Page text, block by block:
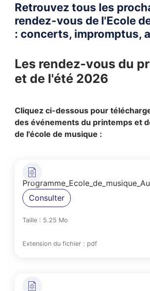
Retrouvez tous les
rendez-vous de l'Ecole
: concerts, impromptus,
Les rendez-vous du
et de l'été 2026
Cliquez ci-dessous pour
des événements du printemps et
de l'école de musique :
Consulter
Taille : 5.25 Mo
Extension du fichier : pdf